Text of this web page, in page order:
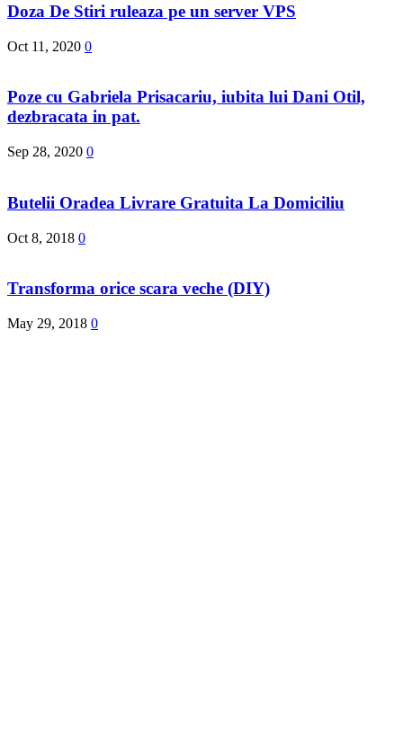
Doza De Stiri ruleaza pe un server VPS
Oct 11, 2020 0
Poze cu Gabriela Prisacariu, iubita lui Dani Otil,
dezbracata in pat.
Sep 28, 2020 0
Butelii Oradea Livrare Gratuita La Domiciliu
Oct 8, 2018 0
Transforma orice scara veche (DIY)
May 29, 2018 0